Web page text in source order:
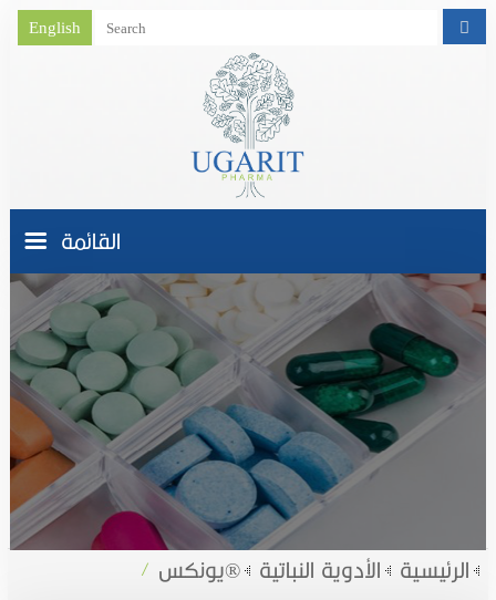
English
القائمة
الصفحة الرئيسية
من نحـــن
نشاط الشركة
الرئيسية الأدوية النباتية يونكس®